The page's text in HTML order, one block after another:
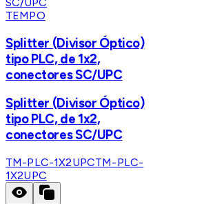
TEMPO
Splitter (Divisor Óptico)
tipo PLC, de 1x2,
conectores SC/UPC
Splitter (Divisor Óptico)
tipo PLC, de 1x2,
conectores SC/UPC
TM-PLC-1X2UPCTM-PLC-
1X2UPC